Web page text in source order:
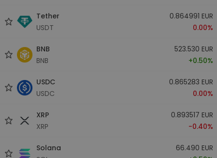
Tether
USDT
0.864991 EUR
0.00%
BNB
BNB
523.530 EUR
+0.50%
USDC
USDC
0.865283 EUR
0.00%
XRP
XRP
0.893517 EUR
-0.40%
Solana
66.490 EUR